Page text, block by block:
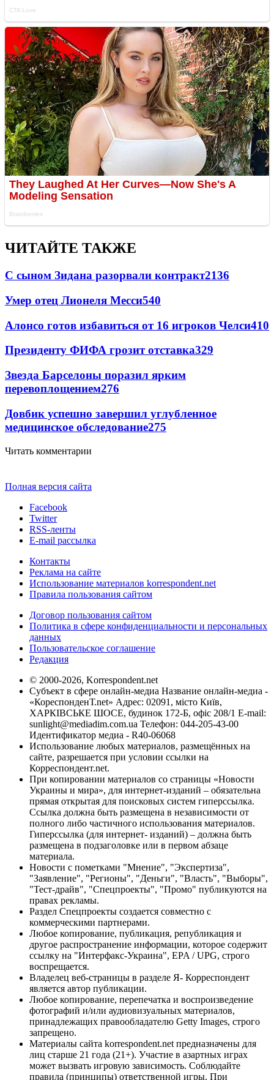
ЧИТАЙТЕ ТАКЖЕ
С сыном Зидана разорвали контракт2136
Умер отец Лионеля Месси540
Алонсо готов избавиться от 16 игроков Челси410
Президенту ФИФА грозит отставка329
Звезда Барселоны поразил ярким
перевоплощением276
Довбик успешно завершил углубленное
медицинское обследование275
Читать комментарии
Полная версия сайта
Facebook
Twitter
RSS-ленты
E-mail рассылка
Контакты
Реклама на сайте
Использование материалов korrespondent.net
Правила пользования сайтом
Договор пользования сайтом
Политика в сфере конфиденциальности и персональных
данных
Пользовательское соглашение
Редакция
© 2000-2026, Korrespondent.net
Субъект в сфере онлайн-медиа Название онлайн-медиа -
«КореспонденТ.net» Адрес: 02091, місто Київ,
ХАРКІВСЬКЕ ШОСЕ, будинок 172-Б, офіс 208/1 E-mail:
sunlight@mediadim.com.ua Телефон: 044-205-43-00
Идентификатор медиа - R40-06068
Использование любых материалов, размещённых на
сайте, разрешается при условии ссылки на
Корреспондент.net.
При копировании материалов со страницы «Новости
Украины и мира», для интернет-изданий – обязательна
прямая открытая для поисковых систем гиперссылка.
Ссылка должна быть размещена в независимости от
полного либо частичного использования материалов.
Гиперссылка (для интернет- изданий) – должна быть
размещена в подзаголовке или в первом абзаце
материала.
Новости с пометками "Мнение", "Экспертиза",
"Заявление", "Регионы", "Деньги", "Власть", "Выборы",
"Тест-драйв", "Спецпроекты", "Промо" публикуются на
правах рекламы.
Раздел Спецпроекты создается совместно с
коммерческими партнерами.
Любое копирование, публикация, републикация и
другое распространение информации, которое содержит
ссылку на "Интерфакс-Украина", EPA / UPG, строго
воспрещается.
Владелец веб-страницы в разделе Я- Корреспондент
является автор публикации.
Любое копирование, перепечатка и воспроизведение
фотографий и/или аудиовизуальных материалов,
принадлежащих правообладателю Getty Images, строго
запрещено.
Материалы сайта korrespondent.net предназначены для
лиц старше 21 года (21+). Участие в азартных играх
может вызвать игровую зависимость. Соблюдайте
правила (принципы) ответственной игры. При